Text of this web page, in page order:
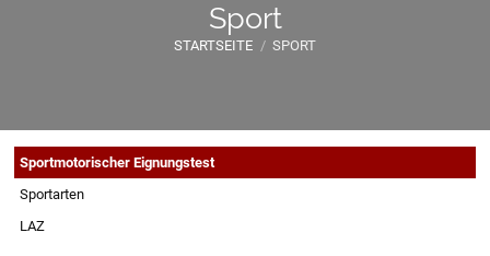
Sport
STARTSEITE / SPORT
Sport
Sportmotorischer Eignungstest
Sportarten
LAZ